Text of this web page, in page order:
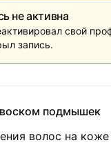
не активна
свой
запись.
подмышек
волос на коже